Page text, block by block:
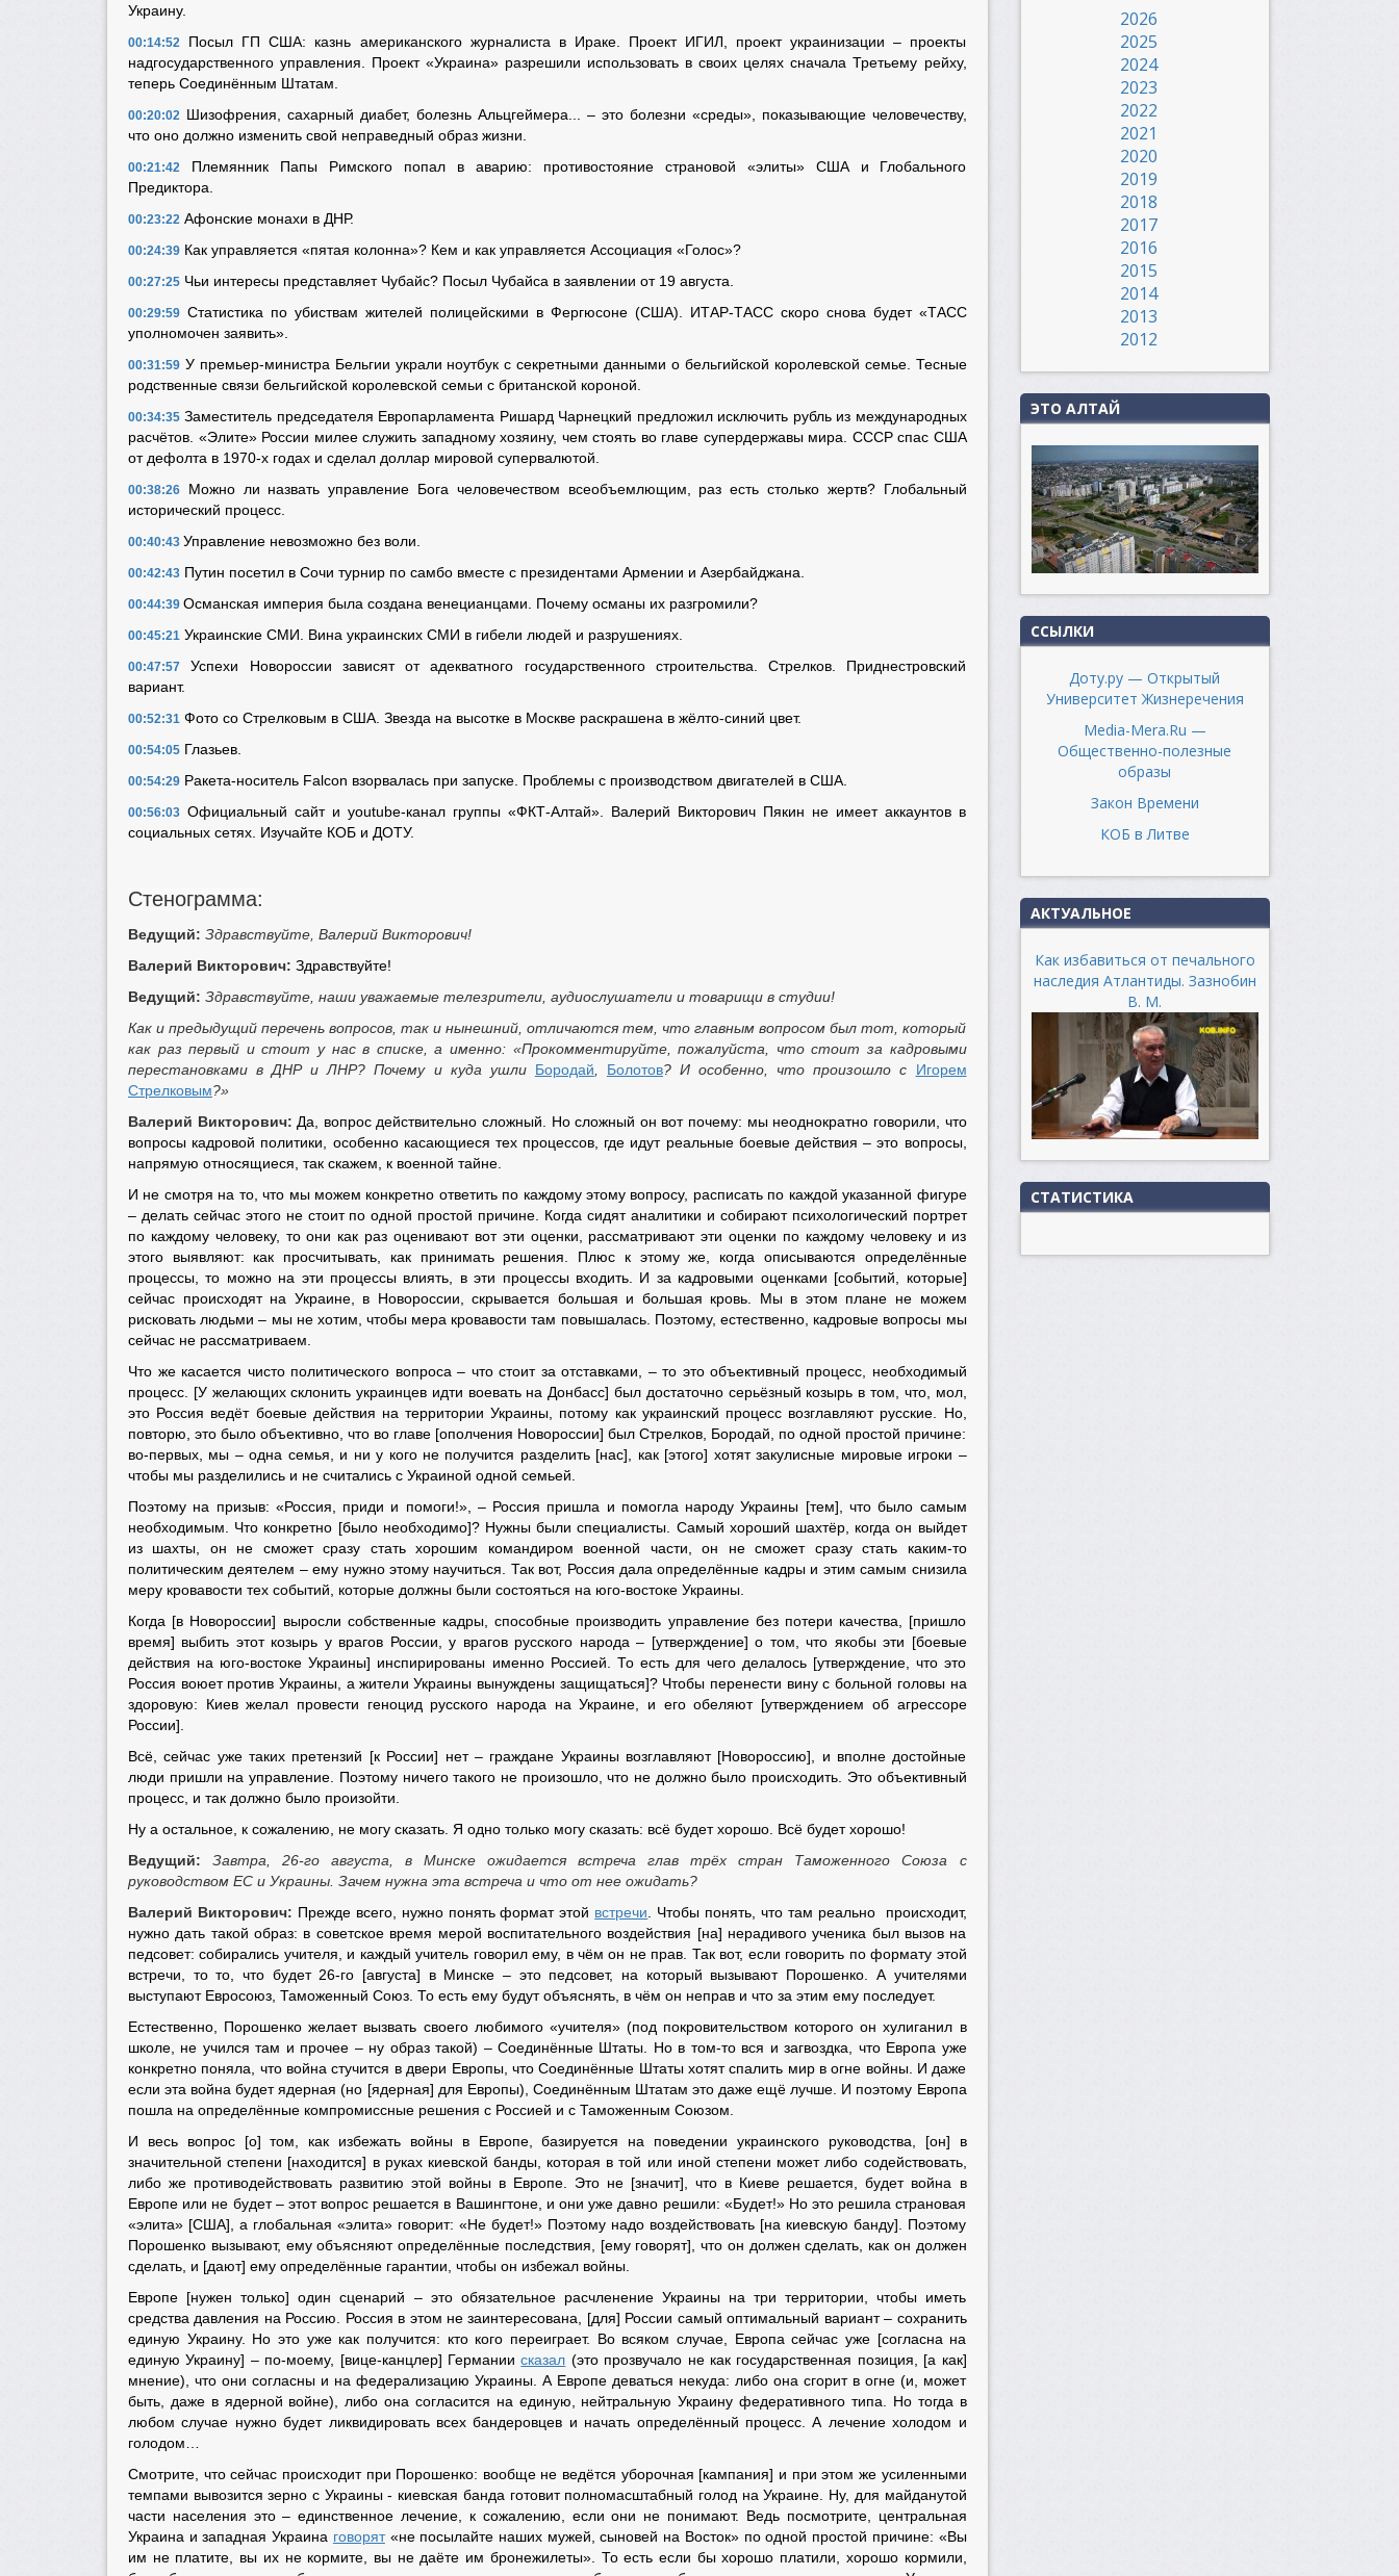
Украину.
00:14:52 Посыл ГП США: казнь американского журналиста в Ираке. Проект ИГИЛ, проект украинизации – проекты
надгосударственного управления. Проект «Украина» разрешили использовать в своих целях сначала Третьему рейху,
теперь Соединённым Штатам.
00:20:02 Шизофрения, сахарный диабет, болезнь Альцгеймера... – это болезни «среды», показывающие человечеству,
что оно должно изменить свой неправедный образ жизни.
00:21:42 Племянник Папы Римского попал в аварию: противостояние страновой «элиты» США и Глобального
Предиктора.
00:23:22 Афонские монахи в ДНР.
00:24:39 Как управляется «пятая колонна»? Кем и как управляется Ассоциация «Голос»?
00:27:25 Чьи интересы представляет Чубайс? Посыл Чубайса в заявлении от 19 августа.
00:29:59 Статистика по убиствам жителей полицейскими в Фергюсоне (США). ИТАР-ТАСС скоро снова будет «ТАСС
уполномочен заявить».
00:31:59 У премьер-министра Бельгии украли ноутбук с секретными данными о бельгийской королевской семье. Тесные
родственные связи бельгийской королевской семьи с британской короной.
00:34:35 Заместитель председателя Европарламента Ришард Чарнецкий предложил исключить рубль из международных
расчётов. «Элите» России милее служить западному хозяину, чем стоять во главе супердержавы мира. СССР спас США
от дефолта в 1970-х годах и сделал доллар мировой супервалютой.
00:38:26 Можно ли назвать управление Бога человечеством всеобъемлющим, раз есть столько жертв? Глобальный
исторический процесс.
00:40:43 Управление невозможно без воли.
00:42:43 Путин посетил в Сочи турнир по самбо вместе с президентами Армении и Азербайджана.
00:44:39 Османская империя была создана венецианцами. Почему османы их разгромили?
00:45:21 Украинские СМИ. Вина украинских СМИ в гибели людей и разрушениях.
00:47:57 Успехи Новороссии зависят от адекватного государственного строительства. Стрелков. Приднестровский
вариант.
00:52:31 Фото со Стрелковым в США. Звезда на высотке в Москве раскрашена в жёлто-синий цвет.
00:54:05 Глазьев.
00:54:29 Ракета-носитель Falcon взорвалась при запуске. Проблемы с производством двигателей в США.
00:56:03 Официальный сайт и youtube-канал группы «ФКТ-Алтай». Валерий Викторович Пякин не имеет аккаунтов в
социальных сетях. Изучайте КОБ и ДОТУ.
Стенограмма:
Ведущий: Здравствуйте, Валерий Викторович!
Валерий Викторович: Здравствуйте!
Ведущий: Здравствуйте, наши уважаемые телезрители, аудиослушатели и товарищи в студии!
Как и предыдущий перечень вопросов, так и нынешний, отличаются тем, что главным вопросом был тот, который
как раз первый и стоит у нас в списке, а именно: «Прокомментируйте, пожалуйста, что стоит за кадровыми
перестановками в ДНР и ЛНР? Почему и куда ушли Бородай Болотов? И особенно, что произошло с
Игорем
Стрелковым?»
Валерий Викторович: Да, вопрос действительно сложный. Но сложный он вот почему: мы неоднократно говорили, что
вопросы кадровой политики, особенно касающиеся тех процессов, где идут реальные боевые действия – это вопросы,
напрямую относящиеся, так скажем, к военной тайне.
И не смотря на то, что мы можем конкретно ответить по каждому этому вопросу, расписать по каждой указанной фигуре
– делать сейчас этого не стоит по одной простой причине. Когда сидят аналитики и собирают психологический портрет
по каждому человеку, то они как раз оценивают вот эти оценки, рассматривают эти оценки по каждому человеку и из
этого выявляют: как просчитывать, как принимать решения. Плюс к этому же, когда описываются определённые
процессы, то можно на эти процессы влиять, в эти процессы входить. И за кадровыми оценками [событий, которые]
сейчас происходят на Украине, в Новороссии, скрывается большая и большая кровь. Мы в этом плане не можем
рисковать людьми – мы не хотим, чтобы мера кровавости там повышалась. Поэтому, естественно, кадровые вопросы мы
сейчас не рассматриваем.
Что же касается чисто политического вопроса – что стоит за отставками, – то это объективный процесс, необходимый
процесс. [У желающих склонить украинцев идти воевать на Донбасс] был достаточно серьёзный козырь в том, что, мол,
это Россия ведёт боевые действия на территории Украины, потому как украинский процесс возглавляют русские. Но,
повторю, это было объективно, что во главе [ополчения Новороссии] был Стрелков, Бородай, по одной простой причине:
во-первых, мы – одна семья, и ни у кого не получится разделить [нас], как [этого] хотят закулисные мировые игроки –
чтобы мы разделились и не считались с Украиной одной семьей.
Поэтому на призыв: «Россия, приди и помоги!», – Россия пришла и помогла народу Украины [тем], что было самым
необходимым. Что конкретно [было необходимо]? Нужны были специалисты. Самый хороший шахтёр, когда он выйдет
из шахты, он не сможет сразу стать хорошим командиром военной части, он не сможет сразу стать каким-то
политическим деятелем – ему нужно этому научиться. Так вот, Россия дала определённые кадры и этим самым снизила
меру кровавости тех событий, которые должны были состояться на юго-востоке Украины.
Когда [в Новороссии] выросли собственные кадры, способные производить управление без потери качества, [пришло
время] выбить этот козырь у врагов России, у врагов русского народа – [утверждение] о том, что якобы эти [боевые
действия на юго-востоке Украины] инспирированы именно Россией. То есть для чего делалось [утверждение, что это
Россия воюет против Украины, а жители Украины вынуждены защищаться]? Чтобы перенести вину с больной головы на
здоровую: Киев желал провести геноцид русского народа на Украине, и его обеляют [утверждением об агрессоре
России].
Всё, сейчас уже таких претензий [к России] нет – граждане Украины возглавляют [Новороссию], и вполне достойные
люди пришли на управление. Поэтому ничего такого не произошло, что не должно было происходить. Это объективный
процесс, и так должно было произойти.
Ну а остальное, к сожалению, не могу сказать. Я одно только могу сказать: всё будет хорошо. Всё будет хорошо!
Ведущий:
Завтра, 26-го августа, в Минске ожидается встреча глав трёх стран Таможенного Союза с
руководством ЕС и Украины. Зачем нужна эта встреча и что от нее ожидать?
Валерий Викторович: Прежде всего, нужно понять формат этой встречи . Чтобы понять, что там реально происходит,
нужно дать такой образ: в советское время мерой воспитательного воздействия [на] нерадивого ученика был вызов на
педсовет: собирались учителя, и каждый учитель говорил ему, в чём он не прав. Так вот, если говорить по формату этой
встречи, то то, что будет 26-го [августа] в Минске – это педсовет, на который вызывают Порошенко. А учителями
выступают Евросоюз, Таможенный Союз. То есть ему будут объяснять, в чём он неправ и что за этим ему последует.
Естественно, Порошенко желает вызвать своего любимого «учителя» (под покровительством которого он хулиганил в
школе, не учился там и прочее – ну образ такой) – Соединённые Штаты. Но в том-то вся и загвоздка, что Европа уже
конкретно поняла, что война стучится в двери Европы, что Соединённые Штаты хотят спалить мир в огне войны. И даже
если эта война будет ядерная (но [ядерная] для Европы), Соединённым Штатам это даже ещё лучше. И поэтому Европа
пошла на определённые компромиссные решения с Россией и с Таможенным Союзом.
И весь вопрос [о] том, как избежать войны в Европе, базируется на поведении украинского руководства, [он] в
значительной степени [находится] в руках киевской банды, которая в той или иной степени может либо содействовать,
либо же противодействовать развитию этой войны в Европе. Это не [значит], что в Киеве решается, будет война в
Европе или не будет – этот вопрос решается в Вашингтоне, и они уже давно решили: «Будет!» Но это решила страновая
«элита» [США], а глобальная «элита» говорит: «Не будет!» Поэтому надо воздействовать [на киевскую банду]. Поэтому
Порошенко вызывают, ему объясняют определённые последствия, [ему говорят], что он должен сделать, как он должен
сделать, и [дают] ему определённые гарантии, чтобы он избежал войны.
Европе [нужен только] один сценарий – это обязательное расчленение Украины на три территории, чтобы иметь
средства давления на Россию. Россия в этом не заинтересована, [для] России самый оптимальный вариант – сохранить
единую Украину. Но это уже как получится: кто кого переиграет. Во всяком случае, Европа сейчас уже [согласна на
единую Украину] – по-моему, [вице-канцлер] Германии сказал (это прозвучало не как государственная позиция, [а как]
мнение), что они согласны и на федерализацию Украины. А Европе деваться некуда: либо она сгорит в огне (и, может
быть, даже в ядерной войне), либо она согласится на единую, нейтральную Украину федеративного типа. Но тогда в
любом случае нужно будет ликвидировать всех бандеровцев и начать определённый процесс. А лечение холодом и
голодом…
Смотрите, что сейчас происходит при Порошенко: вообще не ведётся уборочная [кампания] и при этом же усиленными
темпами вывозится зерно с Украины - киевская банда готовит полномасштабный голод на Украине. Ну, для майданутой
части населения это – единственное лечение, к сожалению, если они не понимают. Ведь посмотрите, центральная
Украина и западная Украина говорят«не посылайте наших мужей, сыновей на Восток» по одной простой причине: «Вы
им не платите, вы их не кормите, вы не даёте им бронежилеты». То есть если бы хорошо платили, хорошо кормили,
2026
2025
2024
2023
2022
2021
2020
2019
2018
2017
2016
2015
2014
2013
2012
ЭТО АЛТАЙ
ССЫЛКИ
Доту.ру — Открытый
Университет Жизнеречения
Media-Mera.Ru —
Общественно-полезные
образы
Закон Времени
КОБ в Литве
АКТУАЛЬНОЕ
Как избавиться от печального
наследия Атлантиды. Зазнобин
В. М.
СТАТИСТИКА